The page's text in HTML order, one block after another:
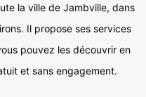
la ville de Jambville, dans
Il propose ses services
pouvez les découvrir en
et sans engagement.